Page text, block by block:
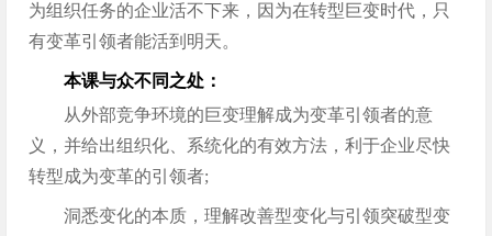
为组织任务的企业活不下来，因为在转型巨变时代，只
有变革引领者能活到明天。
本课与众不同之处：
从外部竞争环境的巨变理解成为变革引领者的意
义，并给出组织化、系统化的有效方法，利于企业尽快
转型成为变革的引领者;
洞悉变化的本质，理解改善型变化与引领突破型变